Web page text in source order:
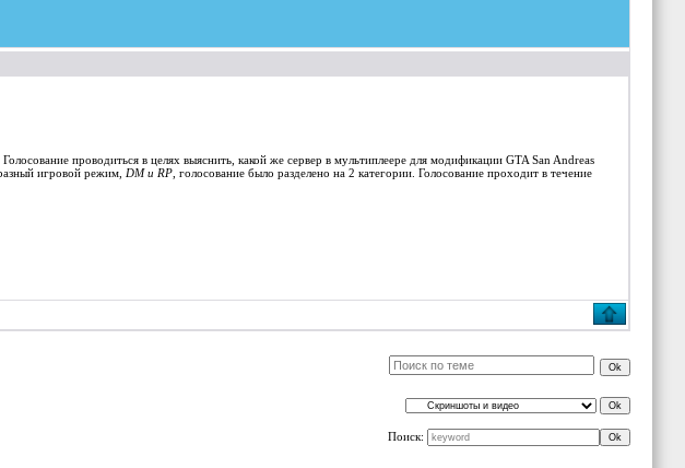
. Голосование проводиться в целях выяснить, какой же сервер в мультиплеере для модификации GTA San Andreas
игровой режим, DM и RP , голосование было разделено на 2 категории. Голосование проходит в течение
Поиск: